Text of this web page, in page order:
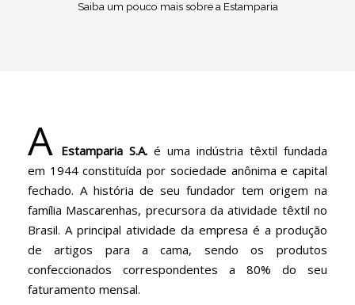
Saiba um pouco mais sobre a Estamparia
A Estamparia S.A. é uma indústria têxtil fundada
em 1944 constituída por sociedade anônima e capital
fechado. A história de seu fundador tem origem na
família Mascarenhas, precursora da atividade têxtil no
Brasil. A principal atividade da empresa é a produção
de artigos para a cama, sendo os produtos
confeccionados correspondentes a 80% do seu
faturamento mensal.